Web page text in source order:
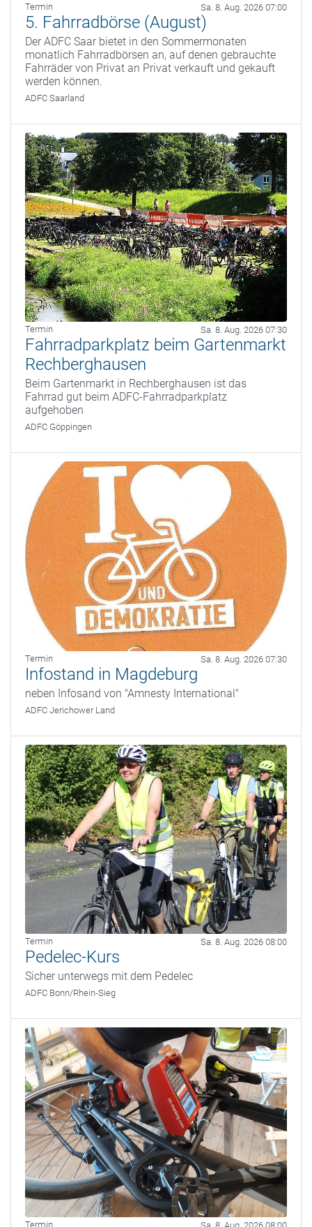
Termin Sa. 8. Aug. 2026 07:00
5. Fahrradbörse (August)
Der ADFC Saar bietet in den Sommermonaten
monatlich Fahrradbörsen an, auf denen gebrauchte
Fahrräder von Privat an Privat verkauft und gekauft
werden können.
ADFC Saarland
Termin Sa. 8. Aug. 2026 07:30
Fahrradparkplatz beim Gartenmarkt
Rechberghausen
Beim Gartenmarkt in Rechberghausen ist das
Fahrrad gut beim ADFC-Fahrradparkplatz
aufgehoben
ADFC Göppingen
Termin Sa. 8. Aug. 2026 07:30
Infostand in Magdeburg
neben Infosand von "Amnesty International"
ADFC Jerichower Land
Termin Sa. 8. Aug. 2026 08:00
Pedelec-Kurs
Sicher unterwegs mit dem Pedelec
ADFC Bonn/Rhein-Sieg
Termin